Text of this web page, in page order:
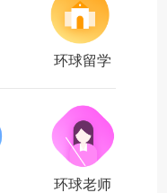
环球留学
环球老师